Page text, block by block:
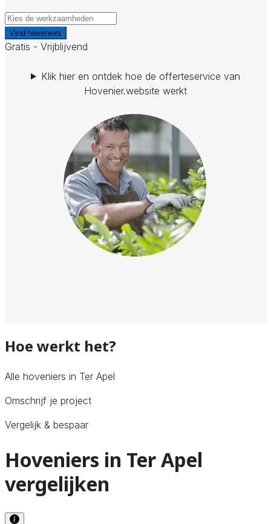
Vind hoveniers
Gratis - Vrijblijvend
Klik hier en ontdek hoe de offerteservice van
Hovenier.website werkt
Hoe werkt het?
Alle hoveniers in Ter Apel
Omschrijf je project
Vergelijk & bespaar
Hoveniers in Ter Apel
vergelijken